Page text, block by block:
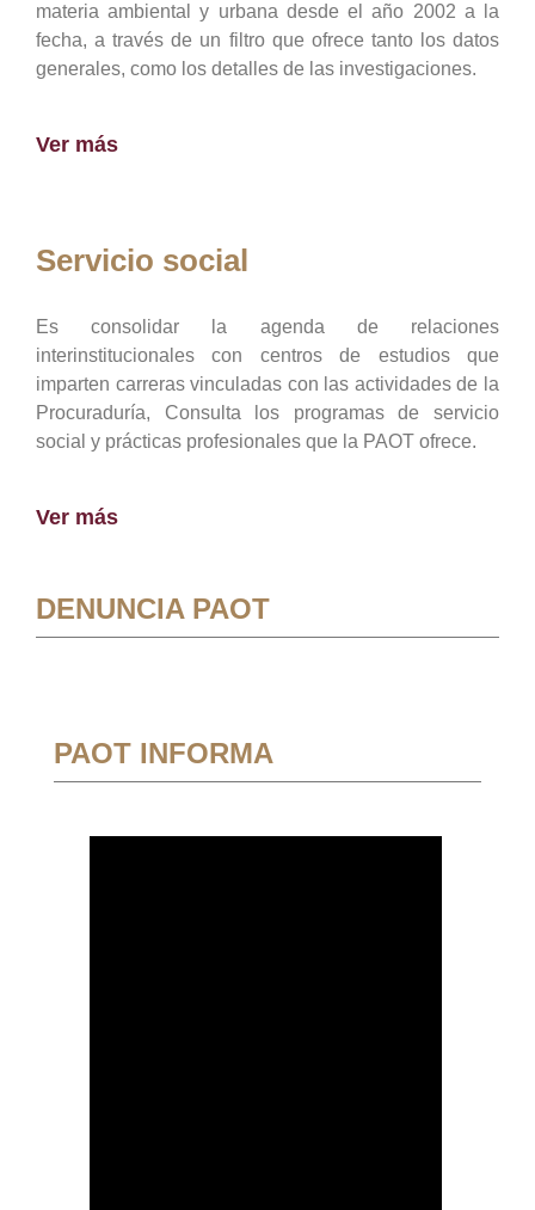
materia ambiental y urbana desde el año 2002 a la
fecha, a través de un filtro que ofrece tanto los datos
generales, como los detalles de las investigaciones.
Ver más
Servicio social
Es consolidar la agenda de relaciones
interinstitucionales con centros de estudios que
imparten carreras vinculadas con las actividades de la
Procuraduría, Consulta los programas de servicio
social y prácticas profesionales que la PAOT ofrece.
Ver más
DENUNCIA PAOT
PAOT INFORMA